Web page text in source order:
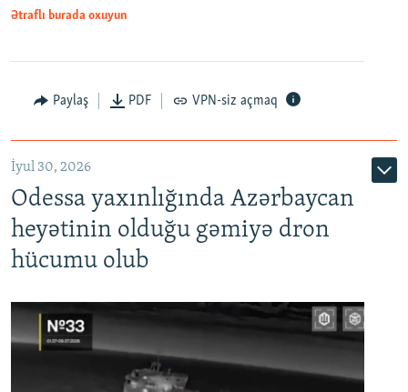
Ətraflı burada oxuyun
Paylaş PDF VPN-siz açmaq
İyul 30, 2026
Odessa yaxınlığında Azərbaycan
heyətinin olduğu gəmiyə dron
hücumu olub